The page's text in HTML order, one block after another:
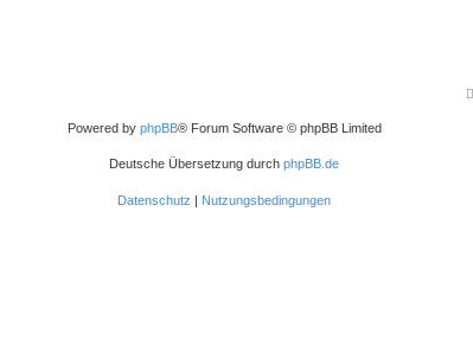
Powered by phpBB® Forum Software © phpBB Limited
Deutsche Übersetzung durch phpBB.de
Datenschutz | Nutzungsbedingungen